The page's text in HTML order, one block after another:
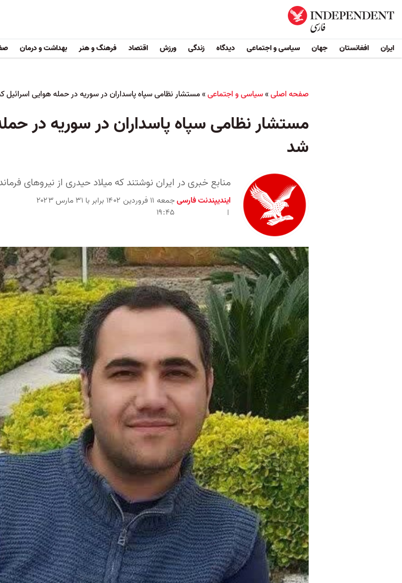
ایران افغانستان جهان سیاسی و اجتماعی دیدگاه زندگی ورزش اقتصاد فرهنگ و هنر بهداشت و درمان
صفحه اصلی»سیاسی و اجتماعی»مستشار نظامی سپاه پاسداران در سوریه در حمله هوایی
مستشار نظامی سپاه پاسداران در سوریه در
شد
منابع خبری در ایران نوشتند که میلاد حیدری از نیروهای
ایندیپندنت فارسی
جمعه ۱۱ فروردین ۱۴۰۲ برابر با ۳۱ مارس ۲۰۲۳
۱۹:۴۵